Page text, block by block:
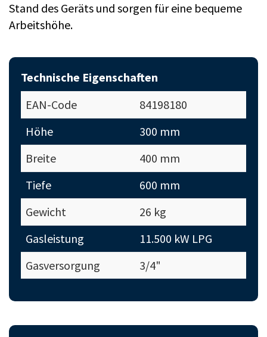
Stand des Geräts und sorgen für eine bequeme
Arbeitshöhe.
Technische Eigenschaften
EAN-Code
84198180
Höhe
300 mm
Breite
400 mm
Tiefe
600 mm
Gewicht
26 kg
Gasleistung
11.500 kW LPG
Gasversorgung
3/4"